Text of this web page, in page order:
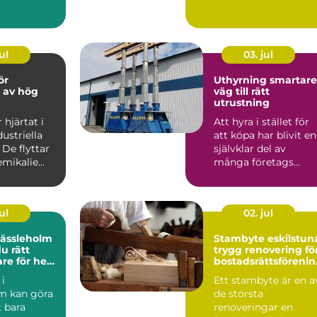
hög
hjärtat i
De flyttar
03. jul
Uthyrning smartare
väg till rätt
utrustning
Att hyra i stället för
att köpa har blivit en
självklar del av
många företags
...
rätt
för hem
i
kan göra
bara
02. jul
Stambyte
trygg renovering
Ett stambyte är en
de största
renoveringar en